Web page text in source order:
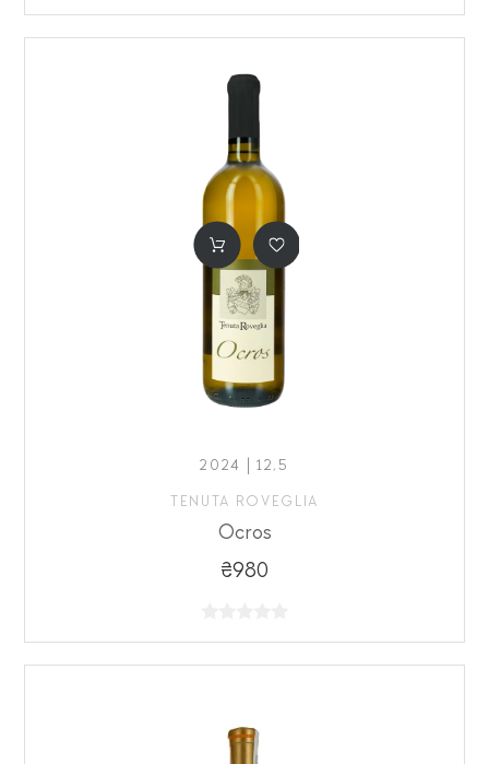
2024 | 12,5
TENUTA ROVEGLIA
Ocros
₴980